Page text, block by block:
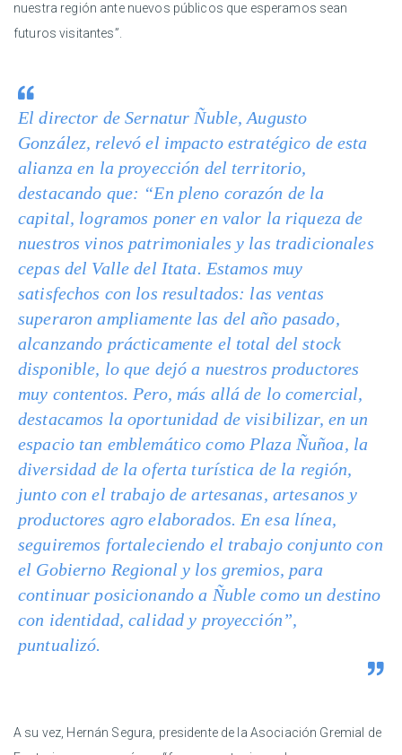
nuestra región ante nuevos públicos que esperamos sean
futuros visitantes”.
El director de Sernatur Ñuble, Augusto
González, relevó el impacto estratégico de esta
alianza en la proyección del territorio,
destacando que: “En pleno corazón de la
capital, logramos poner en valor la riqueza de
nuestros vinos patrimoniales y las tradicionales
cepas del Valle del Itata. Estamos muy
satisfechos con los resultados: las ventas
superaron ampliamente las del año pasado,
alcanzando prácticamente el total del stock
disponible, lo que dejó a nuestros productores
muy contentos. Pero, más allá de lo comercial,
destacamos la oportunidad de visibilizar, en un
espacio tan emblemático como Plaza Ñuñoa, la
diversidad de la oferta turística de la región,
junto con el trabajo de artesanas, artesanos y
productores agro elaborados. En esa línea,
seguiremos fortaleciendo el trabajo conjunto con
el Gobierno Regional y los gremios, para
continuar posicionando a Ñuble como un destino
con identidad, calidad y proyección”,
puntualizó.
A su vez, Hernán Segura, presidente de la Asociación Gremial de